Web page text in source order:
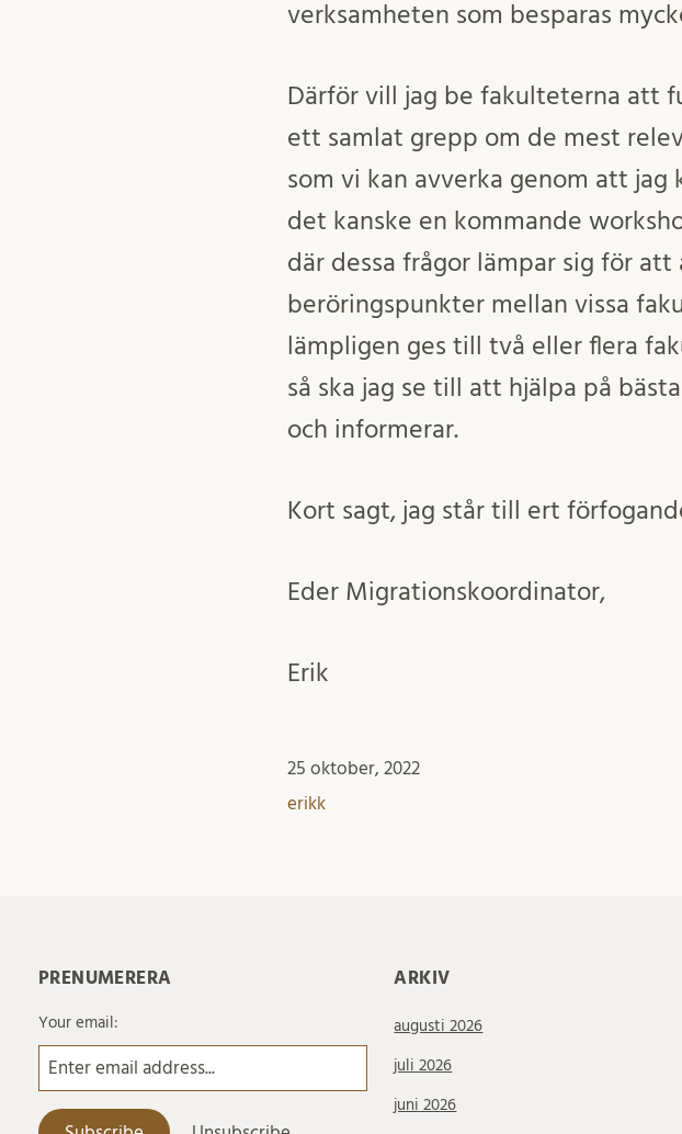
verksamheten som besparas
Därför vill jag be fakulteterna att
ett samlat grepp om de mest
som vi kan avverka genom att
det kanske en kommande
där dessa frågor lämpar sig för att
beröringspunkter mellan vissa
lämpligen ges till två eller flera
så ska jag se till att hjälpa på
och informerar.
Kort sagt, jag står till ert
Eder Migrationskoordinator,
Erik
25 oktober, 2022
erikk
PRENUMERERA
Your email:
ARKIV
augusti 2026
juli 2026
juni 2026